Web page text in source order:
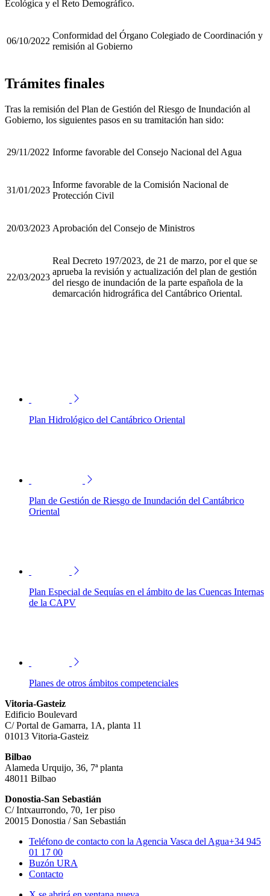
Ecológica y el Reto Demográfico.
06/10/2022
Conformidad del Órgano Colegiado de Coordinación y
remisión al Gobierno
Trámites finales
Tras la remisión del Plan de Gestión del Riesgo de Inundación al
Gobierno, los siguientes pasos en su tramitación han sido:
29/11/2022 Informe favorable del Consejo Nacional del Agua
31/01/2023
Informe favorable de la Comisión Nacional de
Protección Civil
20/03/2023 Aprobación del Consejo de Ministros
22/03/2023
Real Decreto 197/2023, de 21 de marzo, por el que se
aprueba la revisión y actualización del plan de gestión
del riesgo de inundación de la parte española de la
demarcación hidrográfica del Cantábrico Oriental.
Plan Hidrológico del Cantábrico Oriental
Plan de Gestión de Riesgo de Inundación del Cantábrico
Oriental
Plan Especial de Sequías en el ámbito de las Cuencas Internas
de la CAPV
Planes de otros ámbitos competenciales
Vitoria-Gasteiz
Edificio Boulevard
C/ Portal de Gamarra, 1A, planta 11
01013 Vitoria-Gasteiz
Bilbao
Alameda Urquijo, 36, 7ª planta
48011 Bilbao
Donostia-San Sebastián
C/ Intxaurrondo, 70, 1er piso
20015 Donostia / San Sebastián
Teléfono de contacto con la Agencia Vasca del Agua+34 945
01 17 00
Buzón URA
Contacto